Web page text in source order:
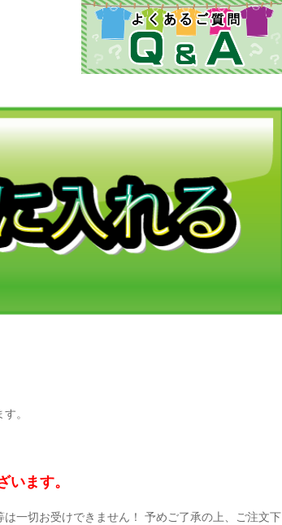
。
ます。
一切お受けできません！ 予めご了承の上、ご注文下